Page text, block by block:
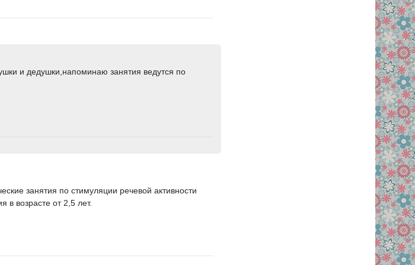
и дедушки,напоминаю занятия ведутся по
занятия по стимуляции речевой активности
в возрасте от 2,5 лет.